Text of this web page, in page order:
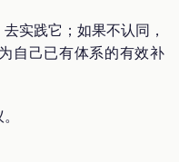
实践它；如果不认同，
自己已有体系的有效补